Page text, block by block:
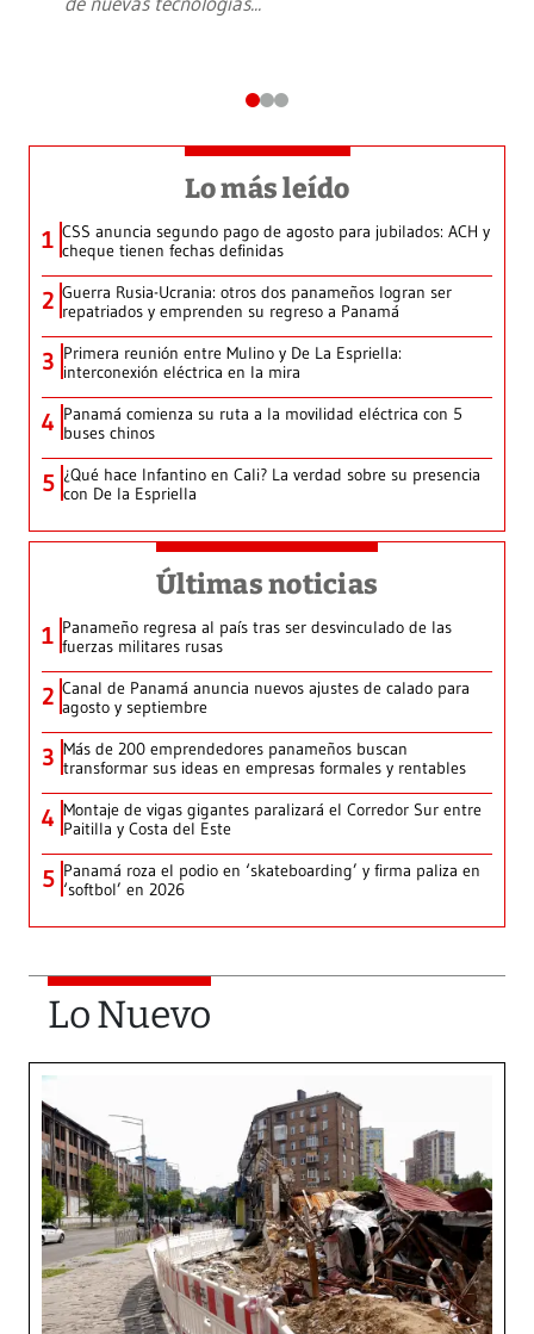
Lo más leído
1 CSS anuncia segundo pago de agosto para jubilados: ACH y
cheque tienen fechas definidas
2 Guerra Rusia-Ucrania: otros dos panameños logran ser
repatriados y emprenden su regreso a Panamá
3 Primera reunión entre Mulino y De La Espriella:
interconexión eléctrica en la mira
4 Panamá comienza su ruta a la movilidad eléctrica con 5
buses chinos
5 ¿Qué hace Infantino en Cali? La verdad sobre su presencia
con De la Espriella
Últimas noticias
1 Panameño regresa al país tras ser desvinculado de las
fuerzas militares rusas
2 Canal de Panamá anuncia nuevos ajustes de calado para
agosto y septiembre
3 Más de 200 emprendedores panameños buscan
transformar sus ideas en empresas formales y rentables
4 Montaje de vigas gigantes paralizará el Corredor Sur entre
Paitilla y Costa del Este
5 Panamá roza el podio en ‘skateboarding’ y firma paliza en
‘softbol’ en 2026
Lo Nuevo